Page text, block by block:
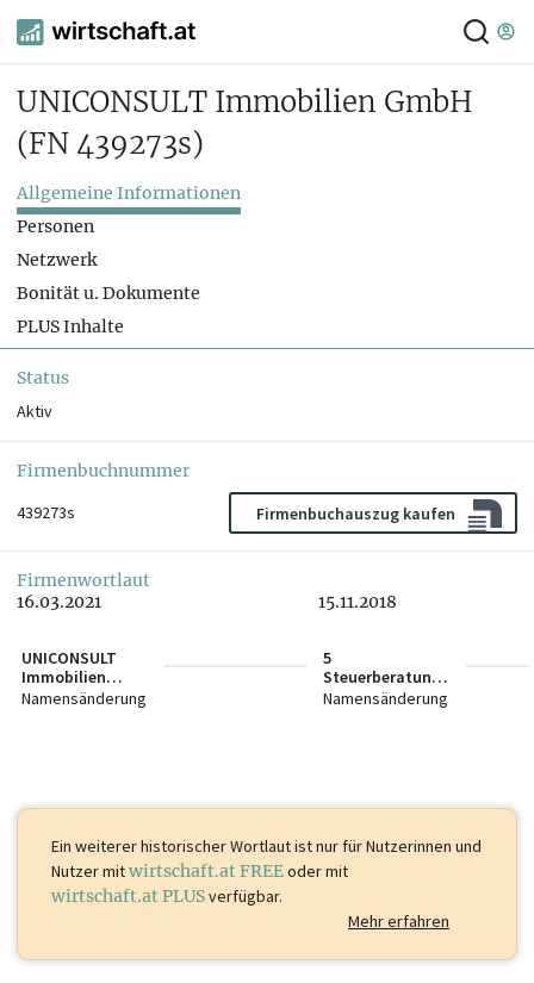
UNICONSULT Immobilien GmbH
(FN 439273s)
Allgemeine Informationen
Personen
Netzwerk
Bonität u. Dokumente
PLUS Inhalte
Status
Aktiv
Firmenbuchnummer
439273s
Firmenbuchauszug kaufen
Firmenwortlaut
16.03.2021
UNICONSULT
Immobilien
GmbH
Namensänderung
15.11.2018
5
Steuerberatungs
GmbH
Namensänderung
Ein weiterer historischer Wortlaut istnur für Nutzerinnen und
Nutzer mitwirtschaft.at FREEoder mit
wirtschaft.at PLUSverfügbar.
Mehr erfahren